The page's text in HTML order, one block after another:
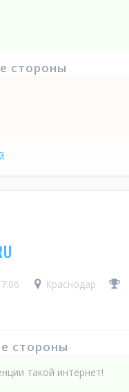
стороны
Краснодар
стороны
такой интернет!